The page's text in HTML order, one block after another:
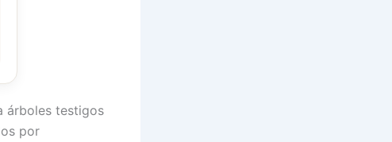
árboles testigos
por